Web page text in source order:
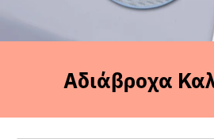
Sales
Αδιάβροχα